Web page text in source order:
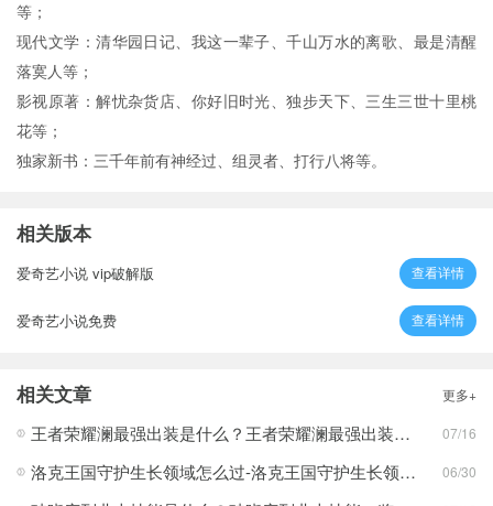
等；
现代文学：清华园日记、我这一辈子、千山万水的离歌、最是清醒
落寞人等；
影视原著：解忧杂货店、你好旧时光、独步天下、三生三世十里桃
花等；
独家新书：三千年前有神经过、组灵者、打行八将等。
相关版本
爱奇艺小说 vip破解版 查看详情
爱奇艺小说免费 查看详情
相关文章 更多+
王者荣耀澜最强出装是什么？王者荣耀澜最强出装分享 07/16
洛克王国守护生长领域怎么过-洛克王国守护生长领域通关攻略 06/30